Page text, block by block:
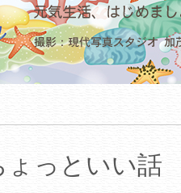
っといい話